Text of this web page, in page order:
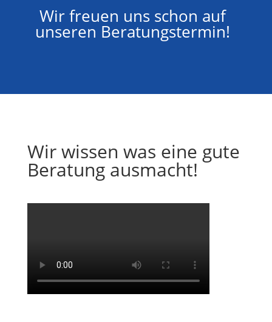
Wir freuen uns schon auf
unseren Beratungstermin!
Wir wissen was eine gute
Beratung ausmacht!